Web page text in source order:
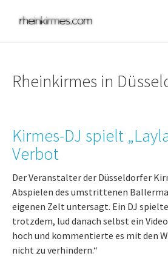
Rheinkirmes in
Kirmes-DJ spielt
Verbot
Der Veranstalter der Düsseldorfer
Abspielen des umstrittenen
eigenen Zelt untersagt. Ein DJ
trotzdem, lud danach selbst ein
hoch und kommentierte es mit den
nicht zu verhindern.“